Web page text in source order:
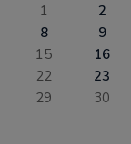
1
2
8
9
15
16
22
23
29
30